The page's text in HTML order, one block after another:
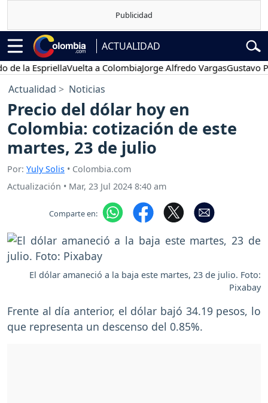
ACTUALIDAD
EspriellaVuelta a ColombiaJorge Alfredo VargasGustavo Petro
Actualidad Noticias
Precio del dólar hoy en
Colombia: cotización de este
martes, 23 de julio
Por: Yuly Solis • Colombia.com
Actualización • Mar, 23 Jul 2024 8:40 am
Comparte en:
El dólar amaneció a la baja este martes, 23 de julio. Foto:
Pixabay
Frente al día anterior, el dólar bajó 34.19 pesos, lo
que representa un descenso del 0.85%.